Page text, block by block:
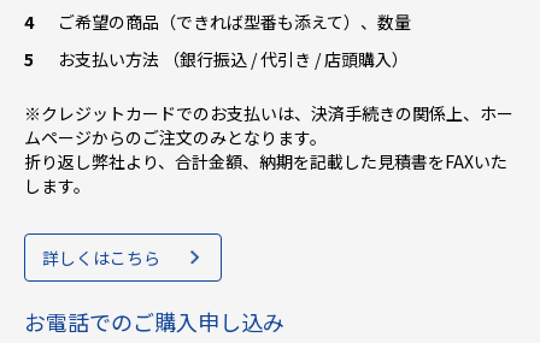
ご希望の商品（できれば型番も添えて）、数量
お支払い方法 （銀行振込 / 代引き / 店頭購入）
※クレジットカードでのお支払いは、決済手続きの関係上、ホー
ムページからのご注文のみとなります。
折り返し弊社より、合計金額、納期を記載した見積書をFAXいた
します。
詳しくはこちら
お電話でのご購入申し込み